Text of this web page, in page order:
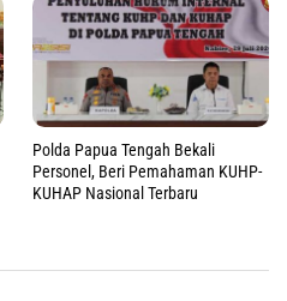
Polda Papua Tengah Bekali
Personel, Beri Pemahaman KUHP-
KUHAP Nasional Terbaru